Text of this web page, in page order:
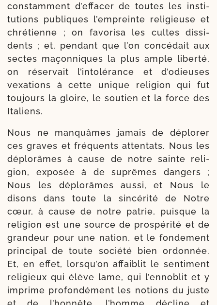
constam­ment d’ef­facer de toutes les ins­ti­
tu­tions publiques l’empreinte reli­gieuse et
chré­tienne ; on favo­ri­sa les cultes dis­si­
dents ; et, pen­dant que l’on concé­dait aux
sectes maçon­niques la plus ample liber­té,
on réser­vait l’intolérance et d’odieuses
vexa­tions à cette unique reli­gion qui fut
tou­jours la gloire, le sou­tien et la force des
Italiens.
Nous ne man­quâmes jamais de déplo­rer
ces graves et fré­quents atten­tats. Nous les
déplo­râmes à cause de notre sainte reli­
gion, expo­sée à de suprêmes dan­gers ;
Nous les déplo­râmes aus­si, et Nous le
disons dans toute la sin­cé­ri­té de Notre
cœur, à cause de notre patrie, puisque la
reli­gion est une source de pros­pé­ri­té et de
gran­deur pour une nation, et le fon­de­ment
prin­ci­pal de toute socié­té bien ordon­née.
Et, en effet, lorsqu’on affai­blit le sen­ti­ment
reli­gieux qui élève lame, qui l’en­no­blit et y
imprime pro­fon­dé­ment les notions du juste